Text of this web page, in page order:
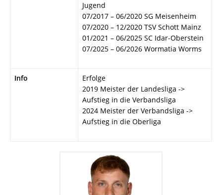
Jugend
07/2017 – 06/2020 SG Meisenheim
07/2020 – 12/2020 TSV Schott Mainz
01/2021 – 06/2025 SC Idar-Oberstein
07/2025 – 06/2026 Wormatia Worms
Info
Erfolge
2019 Meister der Landesliga ->
Aufstieg in die Verbandsliga
2024 Meister der Verbandsliga ->
Aufstieg in die Oberliga